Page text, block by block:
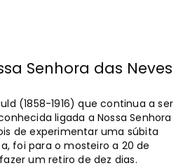
Senhora das Neves
(1858-1916) que continua a ser
ligada a Nossa Senhora
de experimentar uma súbita
foi para o mosteiro a 20 de
um retiro de dez dias.